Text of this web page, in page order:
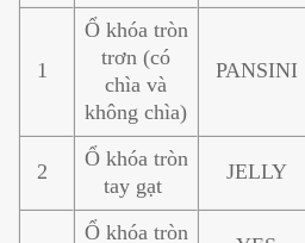
1
Ổ khóa tròn
trơn (có
chìa và
không chìa)
PANSINI
2
Ổ khóa tròn
tay gạt
JELLY
Ổ khóa tròn